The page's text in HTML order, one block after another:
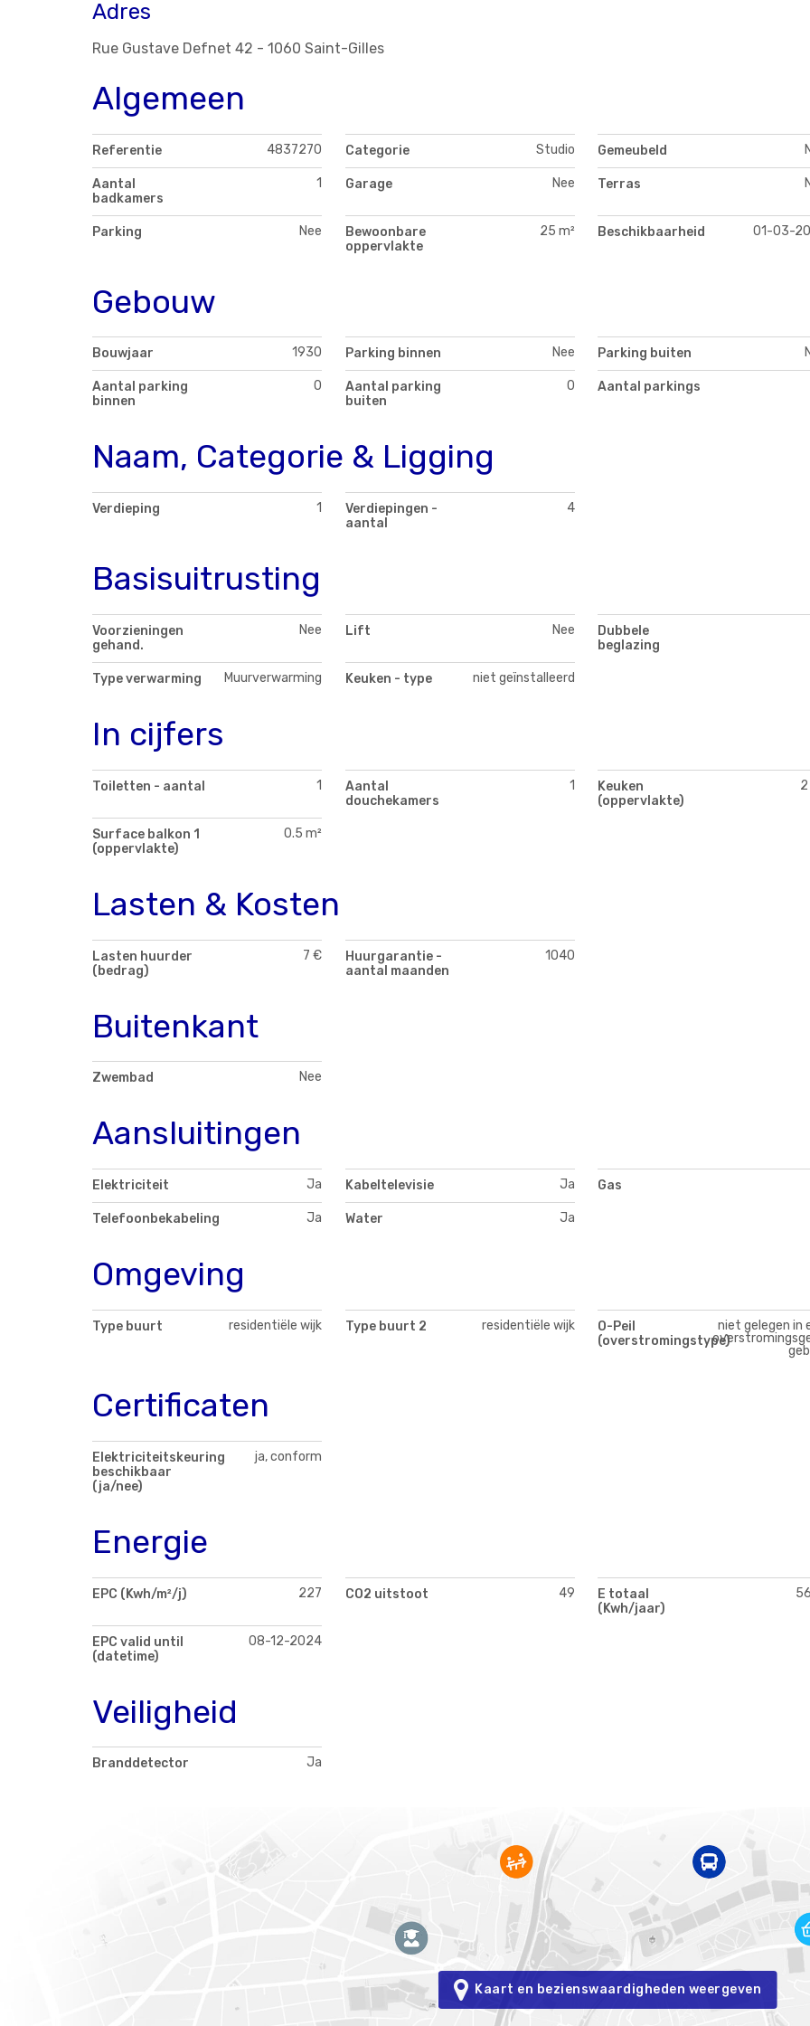
Adres
Rue Gustave Defnet 42 - 1060 Saint-Gilles
Algemeen
Referentie 4837270 Categorie Studio Gemeubeld
Aantal
badkamers
1 Garage Nee Terras
Parking Nee
Bewoonbare
oppervlakte
25 m² Beschikbaarheid 01-03-
Gebouw
Bouwjaar 1930 Parking binnen Nee Parking buiten
Aantal parking
binnen
0
Aantal parking
buiten
0 Aantal parkings
Naam, Categorie & Ligging
Verdieping 1
Verdiepingen -
aantal
4
Basisuitrusting
Voorzieningen
gehand.
Nee Lift Nee
Dubbele
beglazing
Type verwarming Muurverwarming Keuken - type niet geïnstalleerd
In cijfers
Toiletten - aantal 1
Aantal
douchekamers
1
Keuken
(oppervlakte)
2
Surface balkon 1
(oppervlakte)
0.5 m²
Lasten & Kosten
Lasten huurder
(bedrag)
7 €
Huurgarantie -
aantal maanden
1040
Buitenkant
Zwembad Nee
Aansluitingen
Elektriciteit Ja Kabeltelevisie Ja Gas
Telefoonbekabeling Ja Water Ja
Omgeving
Type buurt residentiële wijk Type buurt 2 residentiële wijk
O-Peil
(overstromingstype)
niet gelegen in
Certificaten
Elektriciteitskeuring
beschikbaar
(ja/nee)
ja, conform
Energie
EPC (Kwh/m²/j) 227 CO2 uitstoot 49
E totaal
(Kwh/jaar)
EPC valid until
(datetime)
08-12-2024
Veiligheid
Branddetector Ja
Kaart en bezienswaardigheden weergeven